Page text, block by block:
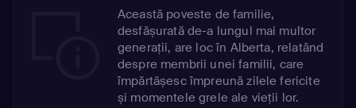
Această poveste de familie,
desfășurată de-a lungul mai multor
generații, are loc în Alberta, relatând
despre membrii unei familii, care
împărtășesc împreună zilele fericite
și momentele grele ale vieții lor.